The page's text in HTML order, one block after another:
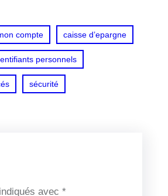
compte caisse d’epargne
personnels
sécurité
avec *